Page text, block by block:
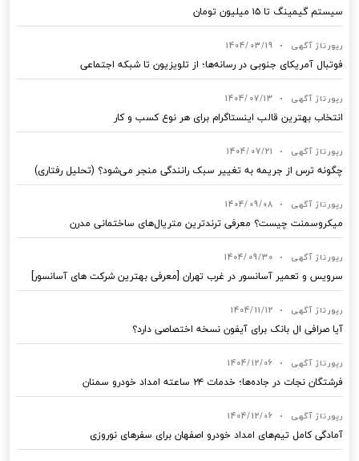
سیستم گیمینگ تا ۱۵ میلیون تومان
رپورتاژ آگهی •
1404/03/19
فوتبال آمریکای جنوبی در رسانه‌ها؛ از تلویزیون تا شبکه اجتماعی
رپورتاژ آگهی •
1404/07/13
انتخاب بهترین قالب‌ اینستاگرام برای هر نوع کسب‌ و کار
رپورتاژ آگهی •
1404/07/21
چگونه ترس از جریمه به تغییر سبک رانندگی منجر می‌شود؟ (تحلیل رفتاری)
رپورتاژ آگهی •
1404/09/08
میکروسمنت چیست؟ معرفی ترندترین متریال‌های ساختمانی مدرن
رپورتاژ آگهی •
1404/09/30
سرویس و تعمیر آسانسور در غرب تهران [معرفی بهترین شرکت های آسانسور]
رپورتاژ آگهی •
1404/11/12
آیا صرافی ال بانک برای آیفون نسخه اختصاصی دارد؟
رپورتاژ آگهی •
1404/12/06
فرشتگان نجات در جاده‌ها؛ خدمات ۲۴ ساعته امداد خودرو سمنان
رپورتاژ آگهی •
1404/12/06
آمادگی کامل تیم‌های امداد خودرو اصفهان برای سفرهای نوروزی